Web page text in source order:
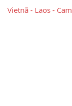
Vietnã - Laos -